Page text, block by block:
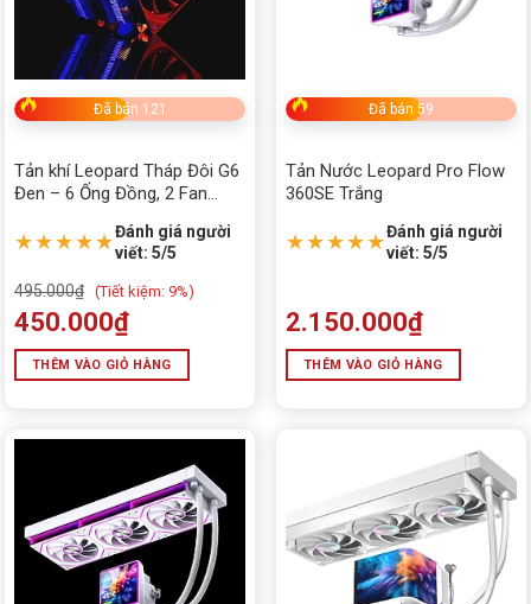
Đã bán 121
Tản khí Leopard Tháp Đôi G6
Đen – 6 Ống Đồng, 2 Fan
★★★★★Đánh giá người
viết: 5/5
495.000₫ (Tiết kiệm: 9%)
450.000₫
THÊM VÀO GIỎ HÀNG
Đã bán 59
Tản Nước Leopard Pro Flow
360SE Trắng
★★★★★Đánh giá người
viết: 5/5
2.150.000₫
THÊM VÀO GIỎ HÀNG